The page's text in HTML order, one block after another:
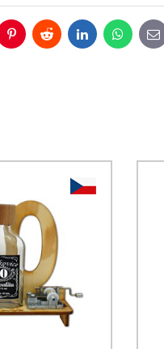
podmienkamiOchrany
PinterestReddit LinkedInWhatsApp
E-